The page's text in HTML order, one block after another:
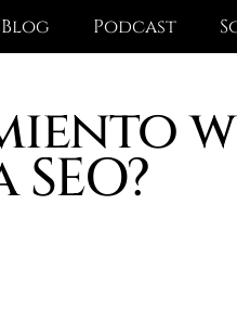
Blog Podcast